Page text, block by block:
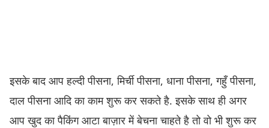
इसके बाद आप हल्दी पीसना, मिर्ची पीसना, धाना पीसना, गहुँ पीसना,
दाल पीसना आदि का काम शुरू कर सकते है. इसके साथ ही अगर
आप खुद का पैकिंग आटा बाज़ार में बेचना चाहते है तो वो भी शुरू कर